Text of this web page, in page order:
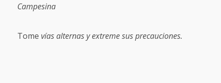
Campesina
Tome vías alternas y extreme sus precauciones.